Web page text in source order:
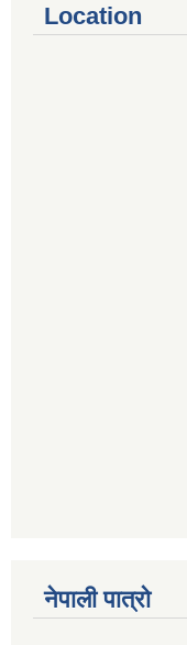
Location
नेपाली पात्रो